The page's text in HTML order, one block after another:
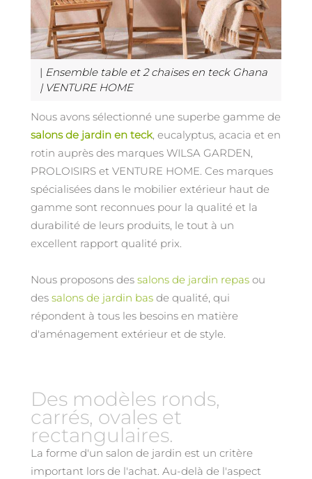
| Ensemble table et 2 chaises en teck Ghana
| VENTURE HOME
Nous avons sélectionné une superbe gamme de
salons de jardin en teck, eucalyptus, acacia et en
rotin auprès des marques WILSA GARDEN,
PROLOISIRS et VENTURE HOME. Ces marques
spécialisées dans le mobilier extérieur haut de
gamme sont reconnues pour la qualité et la
durabilité de leurs produits, le tout à un
excellent rapport qualité prix.
Nous proposons des salons de jardin repas ou
des salons de jardin bas de qualité, qui
répondent à tous les besoins en matière
d'aménagement extérieur et de style.
Des modèles ronds,
carrés, ovales et
rectangulaires.
La forme d'un salon de jardin est un critère
important lors de l'achat. Au-delà de l'aspect